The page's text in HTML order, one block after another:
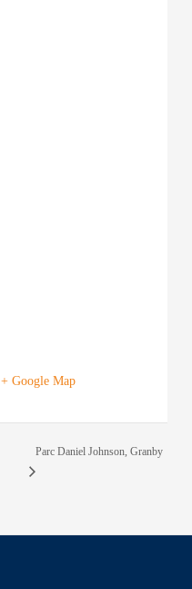
+ Google Map
Parc Daniel Johnson, Granby